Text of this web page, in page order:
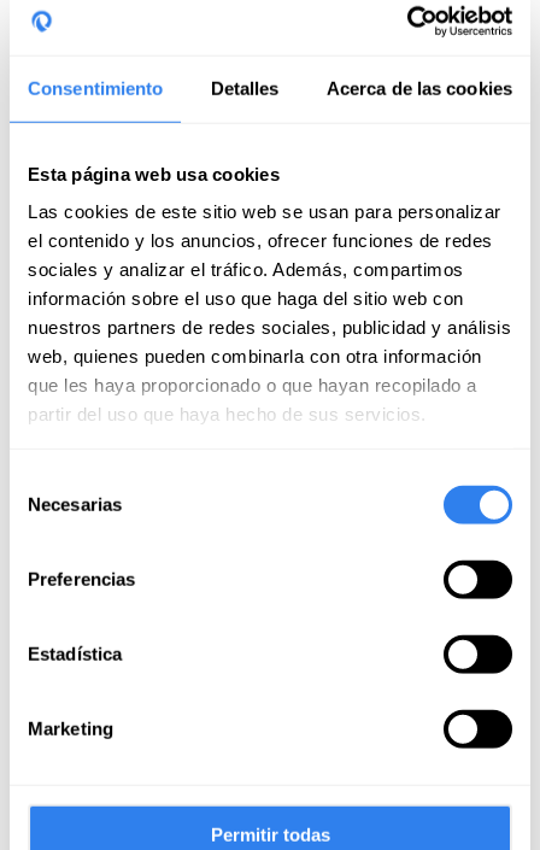
Consentimiento Detalles Acerca de las cookies
Esta página web usa cookies
Las cookies de este sitio web se usan para personalizar
el contenido y los anuncios, ofrecer funciones de redes
sociales y analizar el tráfico. Además, compartimos
información sobre el uso que haga del sitio web con
nuestros partners de redes sociales, publicidad y análisis
web, quienes pueden combinarla con otra información
que les haya proporcionado o que hayan recopilado a
partir del uso que haya hecho de sus servicios.
Necesarias
Preferencias
Estadística
Marketing
Permitir todas
Curso PNB Teórico online + practicas de
radio y practicas navegación en Tenerife
Santa Cruz de Tenerife, España
10 valoraciones
Próximo curso: 7 septiembre
313€